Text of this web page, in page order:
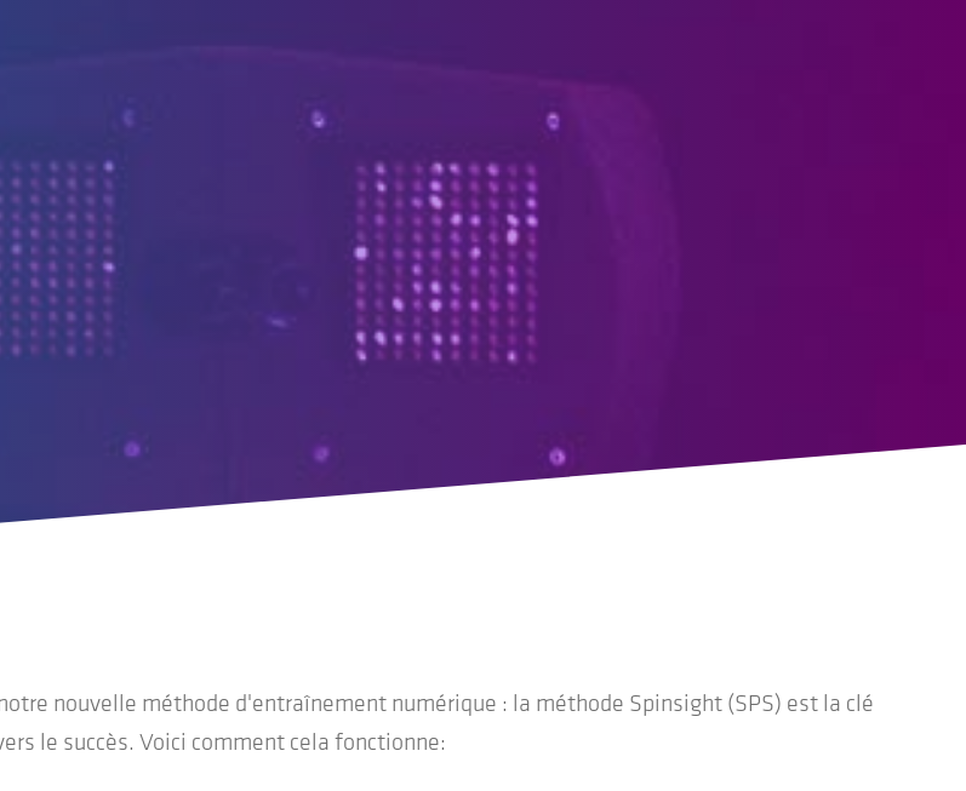
nouvelle méthode d'entraînement numérique : la méthode Spinsight (SPS) est la clé
le succès. Voici comment cela fonctionne: